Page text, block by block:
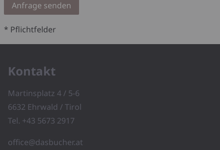
* Pflichtfelder
Kontakt
Martinsplatz 4 / 5-6
6632 Ehrwald / Tirol
Tel. +43 5673 2917
office@dasbucher.at